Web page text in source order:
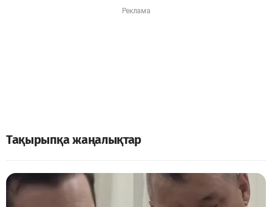
Тақырыпқа жаңалықтар